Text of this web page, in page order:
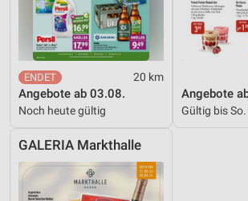
20 km
Angebote ab 03.08.
Noch heute gültig
Angebote
Gültig bis
GALERIA Markthalle